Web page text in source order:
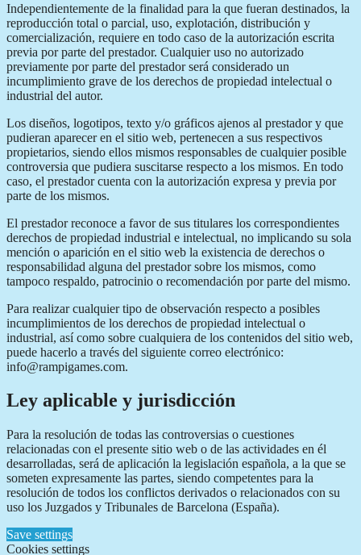
Independientemente de la finalidad para la que fueran destinados, la
reproducción total o parcial, uso, explotación, distribución y
comercialización, requiere en todo caso de la autorización escrita
previa por parte del prestador. Cualquier uso no autorizado
previamente por parte del prestador será considerado un
incumplimiento grave de los derechos de propiedad intelectual o
industrial del autor.
Los diseños, logotipos, texto y/o gráficos ajenos al prestador y que
pudieran aparecer en el sitio web, pertenecen a sus respectivos
propietarios, siendo ellos mismos responsables de cualquier posible
controversia que pudiera suscitarse respecto a los mismos. En todo
caso, el prestador cuenta con la autorización expresa y previa por
parte de los mismos.
El prestador reconoce a favor de sus titulares los correspondientes
derechos de propiedad industrial e intelectual, no implicando su sola
mención o aparición en el sitio web la existencia de derechos o
responsabilidad alguna del prestador sobre los mismos, como
tampoco respaldo, patrocinio o recomendación por parte del mismo.
Para realizar cualquier tipo de observación respecto a posibles
incumplimientos de los derechos de propiedad intelectual o
industrial, así como sobre cualquiera de los contenidos del sitio web,
puede hacerlo a través del siguiente correo electrónico:
info@rampigames.com.
Ley aplicable y jurisdicción
Para la resolución de todas las controversias o cuestiones
relacionadas con el presente sitio web o de las actividades en él
desarrolladas, será de aplicación la legislación española, a la que se
someten expresamente las partes, siendo competentes para la
resolución de todos los conflictos derivados o relacionados con su
uso los Juzgados y Tribunales de Barcelona (España).
Save settings
Cookies settings